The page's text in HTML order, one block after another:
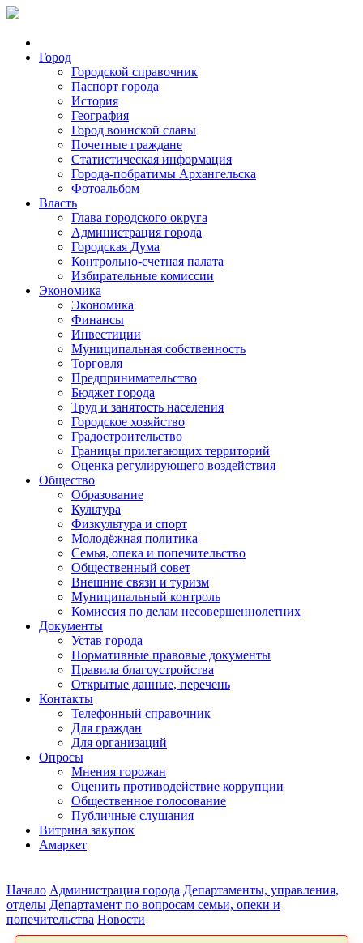
Город
Городской справочник
Паспорт города
История
География
Город воинской славы
Почетные граждане
Статистическая информация
Города-побратимы Архангельска
Фотоальбом
Власть
Глава городского округа
Администрация города
Городская Дума
Контрольно-счетная палата
Избирательные комиссии
Экономика
Экономика
Финансы
Инвестиции
Муниципальная собственность
Торговля
Предпринимательство
Бюджет города
Труд и занятость населения
Городское хозяйство
Градостроительство
Границы прилегающих территорий
Оценка регулирующего воздействия
Общество
Образование
Культура
Физкультура и спорт
Молодёжная политика
Семья, опека и попечительство
Общественный совет
Внешние связи и туризм
Муниципальный контроль
Комиссия по делам несовершеннолетних
Документы
Устав города
Нормативные правовые документы
Правила благоустройства
Открытые данные, перечень
Контакты
Телефонный справочник
Для граждан
Для организаций
Опросы
Мнения горожан
Оценить противодействие коррупции
Общественное голосование
Публичные слушания
Витрина закупок
Амаркет
Начало Администрация города Департаменты, управления,
отделы Департамент по вопросам семьи, опеки и
попечительства Новости